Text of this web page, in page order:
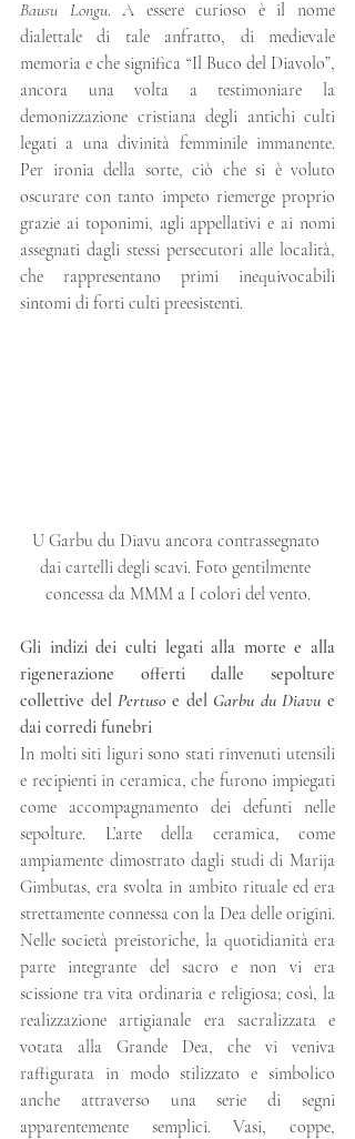
Bausu Longu. A essere curioso è il nome
dialettale di tale anfratto, di medievale
memoria e che significa “Il Buco del Diavolo”,
ancora una volta a testimoniare la
demonizzazione cristiana degli antichi culti
legati a una divinità femminile immanente.
Per ironia della sorte, ciò che si è voluto
oscurare con tanto impeto riemerge proprio
grazie ai toponimi, agli appellativi e ai nomi
assegnati dagli stessi persecutori alle località,
che rappresentano primi inequivocabili
sintomi di forti culti preesistenti.
U Garbu du Diavu ancora contrassegnato
dai cartelli degli scavi. Foto gentilmente
concessa da MMM a I colori del vento.
Gli indizi dei culti legati alla morte e alla
rigenerazione offerti dalle sepolture
collettive del Pertuso e del Garbu du Diavu e
dai corredi funebri
In molti siti liguri sono stati rinvenuti utensili
e recipienti in ceramica, che furono impiegati
come accompagnamento dei defunti nelle
sepolture. L’arte della ceramica, come
ampiamente dimostrato dagli studi di Marija
Gimbutas, era svolta in ambito rituale ed era
strettamente connessa con la Dea delle origini.
Nelle società preistoriche, la quotidianità era
parte integrante del sacro e non vi era
scissione tra vita ordinaria e religiosa; così, la
realizzazione artigianale era sacralizzata e
votata alla Grande Dea, che vi veniva
raffigurata in modo stilizzato e simbolico
anche attraverso una serie di segni
apparentemente semplici. Vasi, coppe,